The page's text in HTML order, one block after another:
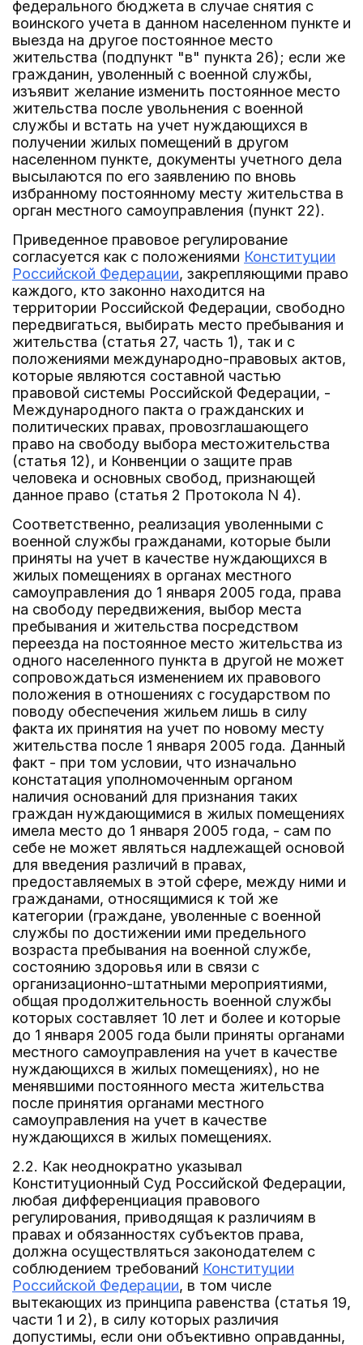
федерального бюджета в случае снятия с
воинского учета в данном населенном пункте и
выезда на другое постоянное место
жительства (подпункт "в" пункта 26); если же
гражданин, уволенный с военной службы,
изъявит желание изменить постоянное место
жительства после увольнения с военной
службы и встать на учет нуждающихся в
получении жилых помещений в другом
населенном пункте, документы учетного дела
высылаются по его заявлению по вновь
избранному постоянному месту жительства в
орган местного самоуправления (пункт 22).
Приведенное правовое регулирование
согласуется как с положениями Конституции
Российской Федерации, закрепляющими право
каждого, кто законно находится на
территории Российской Федерации, свободно
передвигаться, выбирать место пребывания и
жительства (статья 27, часть 1), так и с
положениями международно-правовых актов,
которые являются составной частью
правовой системы Российской Федерации, -
Международного пакта о гражданских и
политических правах, провозглашающего
право на свободу выбора местожительства
(статья 12), и Конвенции о защите прав
человека и основных свобод, признающей
данное право (статья 2 Протокола N 4).
Соответственно, реализация уволенными с
военной службы гражданами, которые были
приняты на учет в качестве нуждающихся в
жилых помещениях в органах местного
самоуправления до 1 января 2005 года, права
на свободу передвижения, выбор места
пребывания и жительства посредством
переезда на постоянное место жительства из
одного населенного пункта в другой не может
сопровождаться изменением их правового
положения в отношениях с государством по
поводу обеспечения жильем лишь в силу
факта их принятия на учет по новому месту
жительства после 1 января 2005 года. Данный
факт - при том условии, что изначально
констатация уполномоченным органом
наличия оснований для признания таких
граждан нуждающимися в жилых помещениях
имела место до 1 января 2005 года, - сам по
себе не может являться надлежащей основой
для введения различий в правах,
предоставляемых в этой сфере, между ними и
гражданами, относящимися к той же
категории (граждане, уволенные с военной
службы по достижении ими предельного
возраста пребывания на военной службе,
состоянию здоровья или в связи с
организационно-штатными мероприятиями,
общая продолжительность военной службы
которых составляет 10 лет и более и которые
до 1 января 2005 года были приняты органами
местного самоуправления на учет в качестве
нуждающихся в жилых помещениях), но не
менявшими постоянного места жительства
после принятия органами местного
самоуправления на учет в качестве
нуждающихся в жилых помещениях.
2.2. Как неоднократно указывал
Конституционный Суд Российской Федерации,
любая дифференциация правового
регулирования, приводящая к различиям в
правах и обязанностях субъектов права,
должна осуществляться законодателем с
соблюдением требований Конституции
Российской Федерации, в том числе
вытекающих из принципа равенства (статья 19,
части 1 и 2), в силу которых различия
допустимы, если они объективно оправданны,